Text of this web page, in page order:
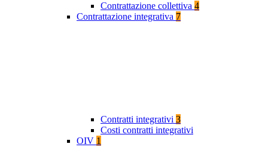
Contrattazione collettiva 4
Contrattazione integrativa 7
Contratti integrativi 3
Costi contratti integrativi
OIV 1